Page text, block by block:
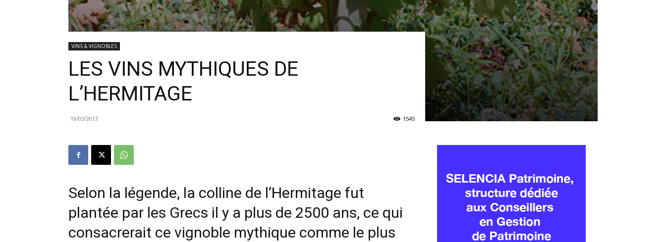
VINS & VIGNOBLES
LES VINS MYTHIQUES DE
L’HERMITAGE
19/03/2013 1545
Selon la légende, la colline de l’Hermitage fut
plantée par les Grecs il y a plus de 2500 ans, ce qui
consacrerait ce vignoble mythique comme le plus